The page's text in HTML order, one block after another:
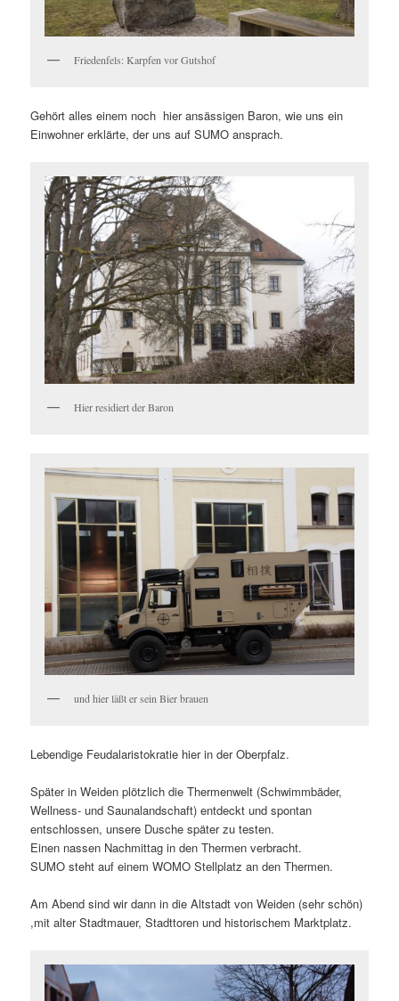
Friedenfels: Karpfen vor Gutshof
Gehört alles einem noch hier ansässigen Baron, wie uns ein
Einwohner erklärte, der uns auf SUMO ansprach.
Hier residiert der Baron
und hier läßt er sein Bier brauen
Lebendige Feudalaristokratie hier in der Oberpfalz.
Später in Weiden plötzlich die Thermenwelt (Schwimmbäder,
Wellness- und Saunalandschaft) entdeckt und spontan
entschlossen, unsere Dusche später zu testen.
Einen nassen Nachmittag in den Thermen verbracht.
SUMO steht auf einem WOMO Stellplatz an den Thermen.
Am Abend sind wir dann in die Altstadt von Weiden (sehr schön)
,mit alter Stadtmauer, Stadttoren und historischem Marktplatz.